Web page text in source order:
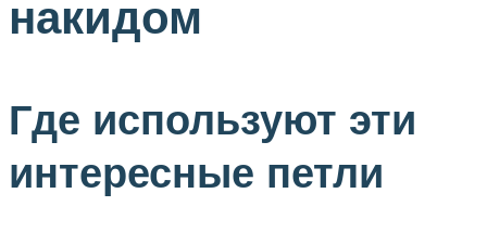
накидом
Где используют эти
интересные петли